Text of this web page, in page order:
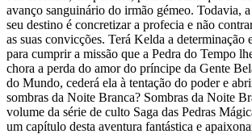
avanço sanguinário do irmão gémeo. Todavia,
seu destino é concretizar a profecia e não
as suas convicções. Terá Kelda a determinação
para cumprir a missão que a Pedra do Tempo
chora a perda do amor do príncipe da Gente
do Mundo, cederá ela à tentação do poder e
sombras da Noite Branca? Sombras da Noite
volume da série de culto Saga das Pedras
um capítulo desta aventura fantástica e